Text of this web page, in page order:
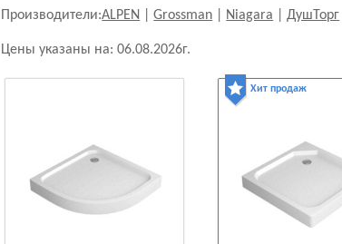
Производители:ALPEN |Grossman Niagara |ДушТорг
Цены указаны на:06.08.2026г.
Хит продаж